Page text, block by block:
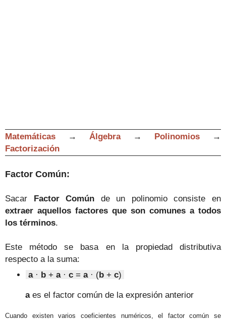
Matemáticas → Álgebra→ Polinomios
→
Factorización
Factor Común:
Sacar Factor Común de un polinomio consiste en
extraer aquellos factores que son comunes a todos
los términos.
Este método se basa en la propiedad distributiva
respecto a la suma:
a· b+a ·c=a · (b+c)
a es el factor común de la expresión anterior
Cuando existen varios coeficientes numéricos,el factor común se